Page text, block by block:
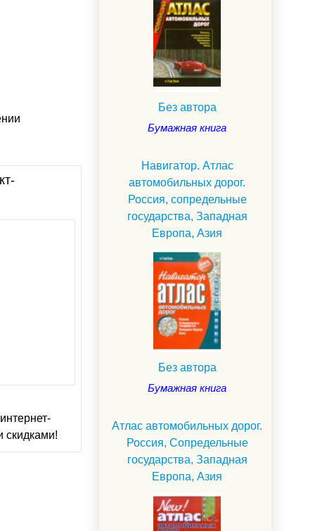
скидками!
Без автора
Бумажная книга
Навигатор. Атлас
автомобильных дорог.
Россия, сопредельные
государства, Западная
Европа, Азия
Без автора
Бумажная книга
Атлас автомобильных дорог.
Россия, Сопредельные
государства, Западная
Европа, Азия